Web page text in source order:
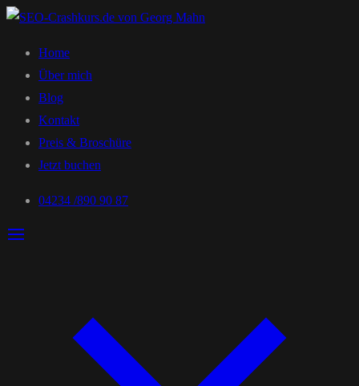
Home
Über mich
Blog
Kontakt
Preis & Broschüre
Jetzt buchen
04234 /890 90 87